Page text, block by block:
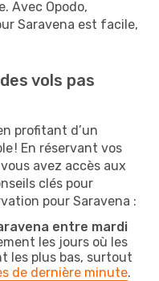
Avec Opodo,
Saravena est facile,
vols pas
profitant d’un
! En réservant vos
avez accès aux
clés pour
pour Saravena :
entre mardi
les jours où les
les plus bas, surtout
de dernière minute.